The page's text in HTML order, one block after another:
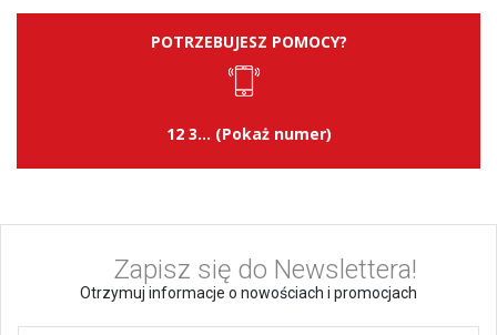
POTRZEBUJESZ POMOCY?
12 3... (Pokaż numer)
Zapisz się do Newslettera!
Otrzymuj informacje o nowościach i promocjach